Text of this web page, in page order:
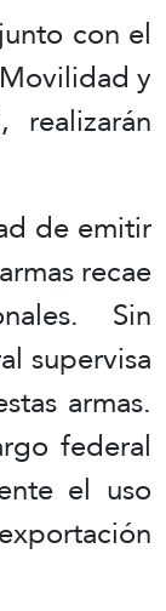
con el
y
realizarán
de emitir
recae
Sin
supervisa
armas.
federal
el uso